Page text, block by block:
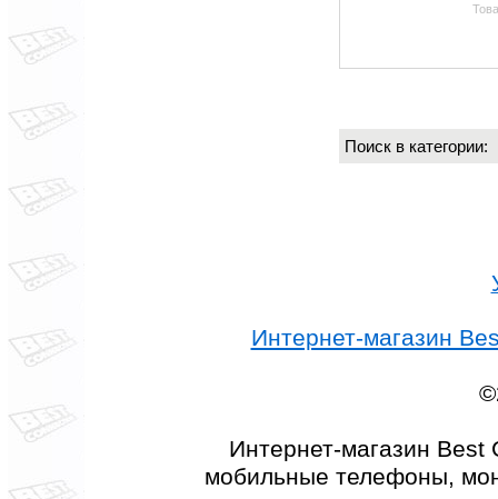
Поиск в
Интернет-магазин
Интернет-магазин Best
мобильные телефоны,